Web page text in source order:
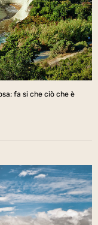
fa si che ciò che è